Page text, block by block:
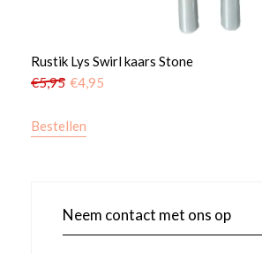
Rustik Lys Swirl kaars Stone
€5,95 €4,95
Bestellen
Neem contact met ons op